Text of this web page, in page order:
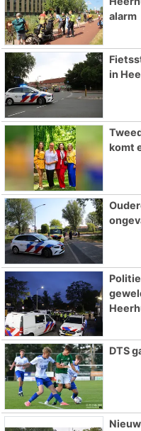
alarm
in
komt
DTS